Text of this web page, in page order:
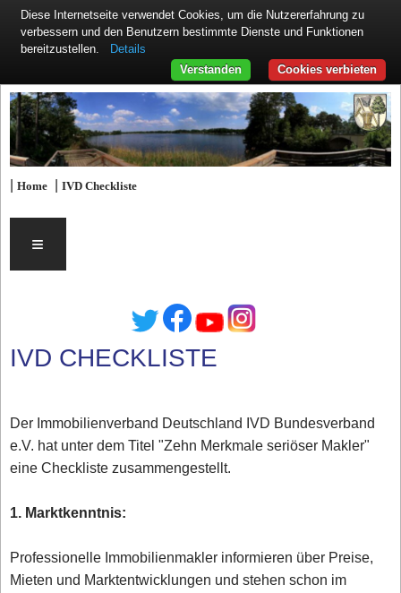
|Home |IVD Checkliste
≡
IVD CHECKLISTE
Der Immobilienverband Deutschland IVD Bundesverband
e.V. hat unter dem Titel "Zehn Merkmale seriöser Makler"
eine Checkliste zusammengestellt.
1. Marktkenntnis:
Professionelle Immobilienmakler informieren über Preise,
Mieten und Marktentwicklungen und stehen schon im
Diese Internetseite verwendet Cookies, um die Nutzererfahrung zu
verbessern und den Benutzern bestimmte Dienste und Funktionen
bereitzustellen.
Details
Cookies verbieten
Verstanden